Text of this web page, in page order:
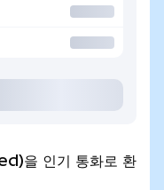
을 인기 통화로 환